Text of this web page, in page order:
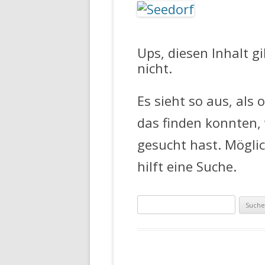
Ups, diesen Inhalt
nicht.
Es sieht so aus, als
das finden konnten,
gesucht hast.
hilft eine Suche.
Suche